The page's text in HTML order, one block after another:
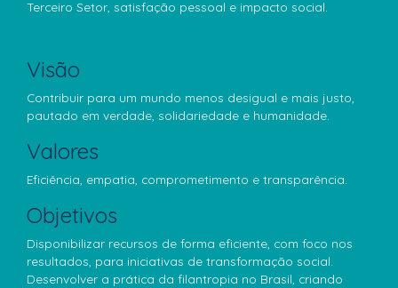
Terceiro Setor, satisfação pessoal e impacto social.
Visão
Contribuir para um mundo menos desigual e mais justo,
pautado em verdade, solidariedade e humanidade.
Valores
Eficiência, empatia, comprometimento e transparência.
Objetivos
Disponibilizar recursos de forma eficiente, com foco nos
resultados, para iniciativas de transformação social.
Desenvolver a prática da filantropia no Brasil, criando